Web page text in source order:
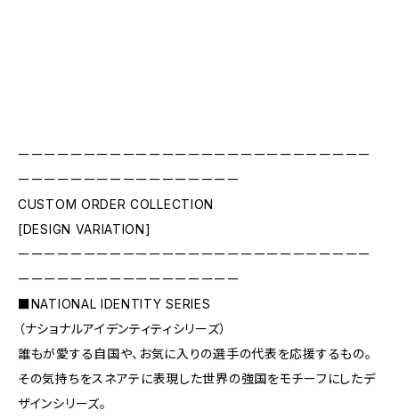
ーーーーーーーーーーーーーーーーーーーーーーーーーーー
ーーーーーーーーーーーーーーーーー
CUSTOM ORDER COLLECTION
[DESIGN VARIATION]
ーーーーーーーーーーーーーーーーーーーーーーーーーーー
ーーーーーーーーーーーーーーーーー
■NATIONAL IDENTITY SERIES
（ナショナルアイデンティティシリーズ）
誰もが愛する自国や、お気に入りの選手の代表を応援するもの。
その気持ちをスネアテに表現した世界の強国をモチーフにしたデ
ザインシリーズ。